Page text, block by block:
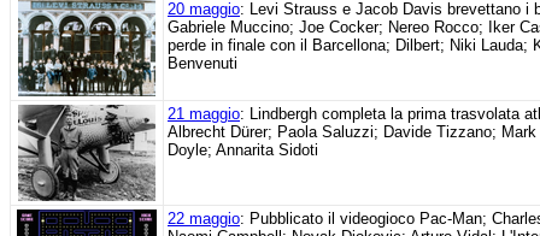
20 maggio: Levi Strauss e Jacob Davis brevettano i
Gabriele Muccino; Joe Cocker; Nereo Rocco; Iker
perde in finale con il Barcellona; Dilbert; Niki Lauda;
Benvenuti
21 maggio: Lindbergh completa la prima trasvolata
Albrecht Dürer; Paola Saluzzi; Davide Tizzano;
Doyle; Annarita Sidoti
22 maggio: Pubblicato il videogioco Pac-Man;